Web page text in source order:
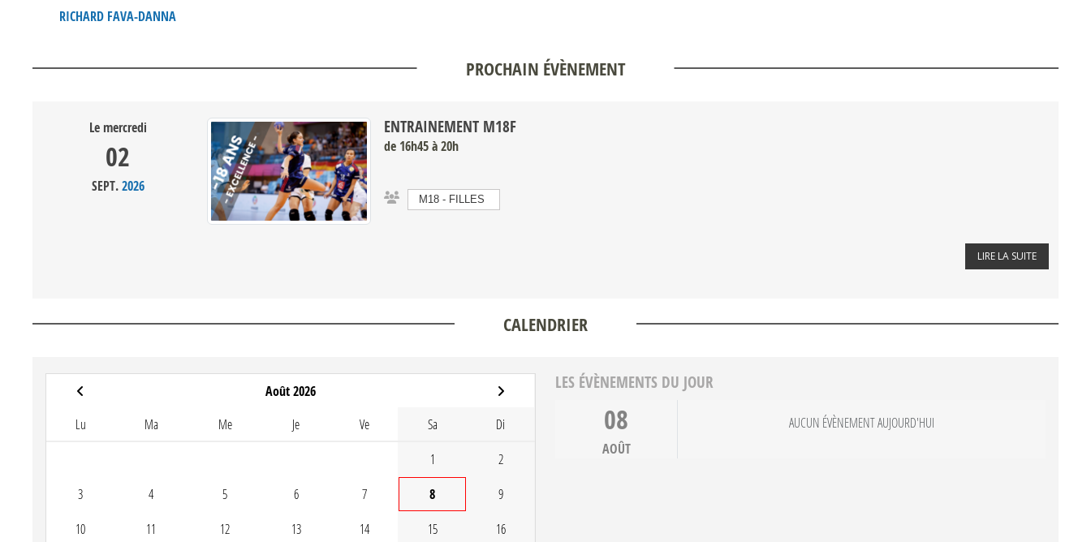
RICHARD FAVA-DANNA
PROCHAIN ÉVÈNEMENT
Le mercredi
02
SEPT.2026
ENTRAINEMENT M18F
de 16h45 à 20h
M18 - FILLES
LIRE LA SUITE
CALENDRIER
Août 2026
Lu Ma Me Je Ve Sa Di
1 2
3 4 5 6 7 8 9
10 11 12 13 14 15 16
LES ÉVÈNEMENTS DU JOUR
08
AOÛT
AUCUN ÉVÈNEMENT AUJOURD'HUI